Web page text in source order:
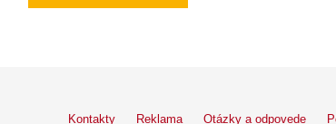
Kontakty Reklama Otázky a odpovede